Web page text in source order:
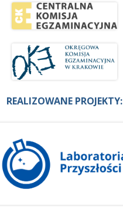
REALIZOWANE PROJEKTY: